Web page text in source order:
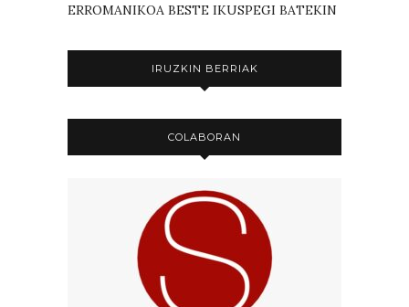
ERROMANIKOA BESTE IKUSPEGI BATEKIN
IRUZKIN BERRIAK
COLABORAN